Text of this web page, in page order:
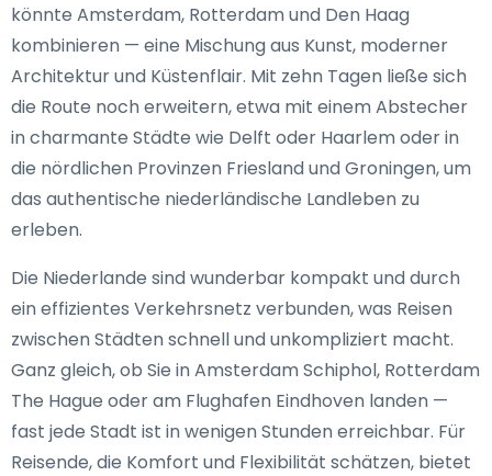
könnte Amsterdam, Rotterdam und Den Haag
kombinieren — eine Mischung aus Kunst, moderner
Architektur und Küstenflair. Mit zehn Tagen ließe sich
die Route noch erweitern, etwa mit einem Abstecher
in charmante Städte wie Delft oder Haarlem oder in
die nördlichen Provinzen Friesland und Groningen, um
das authentische niederländische Landleben zu
erleben.
Die Niederlande sind wunderbar kompakt und durch
ein effizientes Verkehrsnetz verbunden, was Reisen
zwischen Städten schnell und unkompliziert macht.
Ganz gleich, ob Sie in Amsterdam Schiphol, Rotterdam
The Hague oder am Flughafen Eindhoven landen —
fast jede Stadt ist in wenigen Stunden erreichbar. Für
Reisende, die Komfort und Flexibilität schätzen, bietet